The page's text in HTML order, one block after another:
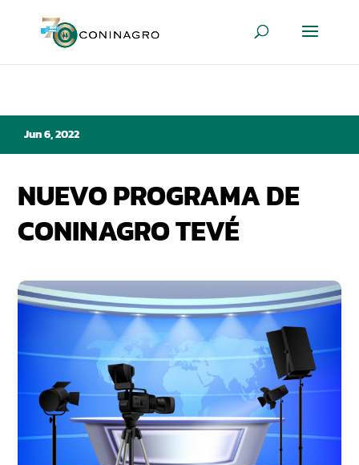
Jun 6, 2022
NUEVO PROGRAMA DE
CONINAGRO TEVÉ